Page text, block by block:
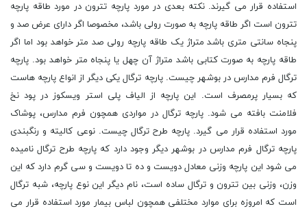
استفاده قرار می گیرند. نکته بعدی در مورد پارچه تترون در مورد طاقه پارچه
تترون است اگر طاقه پارچه به صورت رولی باشد، مخصوصا اگر دارای عرض صد و
پنجاه سانتی متری باشد متراژ یک طاقه پارچه رولی صد متر خواهد بود اما اگر
طاقه پارچه به صورت کتابی باشد متراژ آن چهل یا پنجاه متر خواهد بود. پارچه
ترگال فرم مدارس در بوشهر چیست. پارچه ترگال یکی دیگر از انواع پارچه هاست
که بسیار پرمصرف است. این پارچه از الیاف پلی استر ویسکوز در پود نخ
فلامنت بافته می شود. پارچه ترگال در مواردی همچون فرم مدارس، پوشاک
مورد استفاده قرار می گیرد. پارچه طرح ترگال چیست. نوعی کالیته و رنگبندی
پارچه ترگال فرم مدارس در بوشهر دیگر وجود دارد که پارچه طرح ترگال نامیده
می شود این پارچه وزنی معادل دویست و ده تا دویست و سی گرم دارد که این
وزن، وزنی بین تترون و ترگال ساده است، نام دیگر این نوع پارچه، شبه ترگال
است که امروزه برای موارد مختلفی همچون لباس بیمار مورد استفاده قرار می